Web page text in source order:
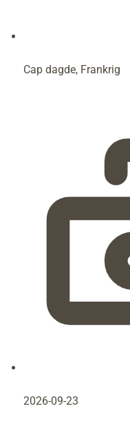
Cap dagde, Frankrig
2026-09-23